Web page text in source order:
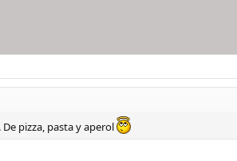
pizza, pasta y aperol